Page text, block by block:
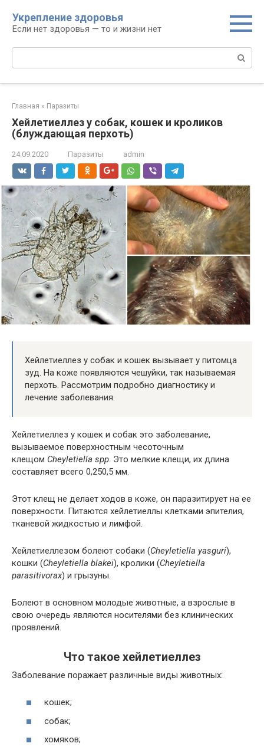
контенту
Укрепление здоровья
Если нет здоровья — то и жизни нет
Поиск:
Главная » Паразиты
Хейлетиеллез у собак, кошек и кроликов
(блуждающая перхоть)
24.09.2020 Паразиты admin
Хейлетиеллез у собак и кошек вызывает у питомца
зуд. На коже появляются чешуйки, так называемая
перхоть. Рассмотрим подробно диагностику и
лечение заболевания.
Хейлетиеллез у кошек и собак это заболевание,
вызываемое поверхностным чесоточным
клещом Cheyletiella spp. Это мелкие клещи, их длина
составляет всего 0,250,5 мм.
Этот клещ не делает ходов в коже, он паразитирует на ее
поверхности. Питаются хейлетиеллы клетками эпителия,
тканевой жидкостью и лимфой.
Хейлетиеллезом болеют собаки (Cheyletiella yasguri),
кошки (Cheyletiella blakei), кролики (Cheyletiella
parasitivorax) и грызуны.
Болеют в основном молодые животные, а взрослые в
свою очередь являются носителями без клинических
проявлений.
Что такое хейлетиеллез
Заболевание поражает различные виды животных:
кошек;
собак;
хомяков;